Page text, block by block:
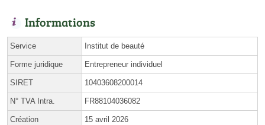
Informations
Service Institut de beauté
Forme juridique Entrepreneur individuel
SIRET 10403608200014
N° TVA Intra. FR88104036082
Création 15 avril 2026